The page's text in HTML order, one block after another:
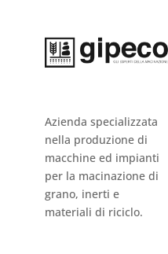
Azienda specializzata
nella produzione di
macchine ed impianti
per la macinazione di
grano, inerti e
materiali di riciclo.